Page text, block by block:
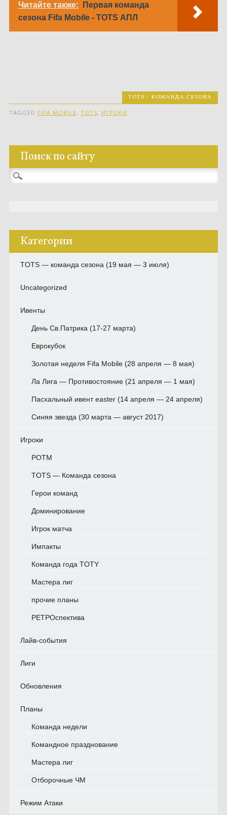
Читайте также:
Первая команда
сезона Fifa Mobile - TOTS АПЛ
TOTS - КОМАНДА СЕЗОНА
TAGGED FIFA MOBILE, TOTS, ИГРОКИ
Поиск по сайту
Найти:
Категории
TOTS — команда сезона (19 мая — 3 июля)
Uncategorized
Ивенты
День Св.Патрика (17-27 марта)
Еврокубок
Золотая неделя Fifa Mobile (28 апреля — 8 мая)
Ла Лига — Противостояние (21 апреля — 1 мая)
Пасхальный ивент easter (14 апреля — 24 апреля)
Синяя звезда (30 марта — август 2017)
Игроки
POTM
TOTS — Команда сезона
Герои команд
Доминирование
Игрок матча
Импакты
Команда года TOTY
Мастера лиг
прочие планы
РЕТРОспектива
Лайв-события
Лиги
Обновления
Планы
Команда недели
Командное празднование
Мастера лиг
Отборочные ЧМ
Режим Атаки